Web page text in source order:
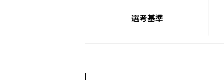
選考基準